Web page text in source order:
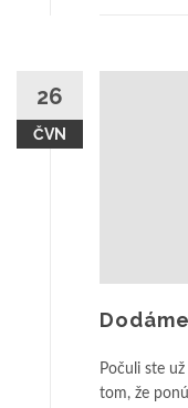
26
ČVN
Počuli ste
tom, že